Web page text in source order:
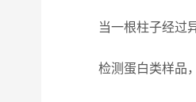
当一根柱子经过异
检测蛋白类样品，